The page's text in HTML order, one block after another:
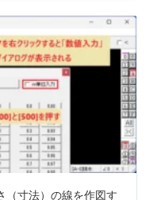
（寸法）の線を作図す